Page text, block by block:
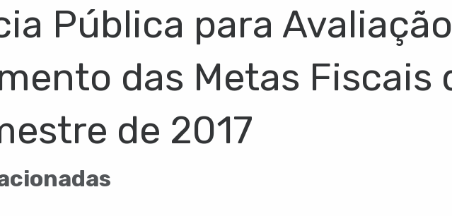
Pública para
das Metas Fiscais
de 2017